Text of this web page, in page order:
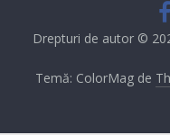
Drepturi de autor ©
Temă: ColorMag de